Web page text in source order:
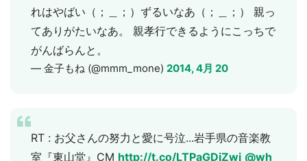
れはやばい（；＿；）ずるいなあ（；＿；） 親っ
てありがたいなあ。 親孝行できるようにこっちで
がんばらんと。
— 金子もね (@mmm_mone) 2014, 4月 20
RT : お父さんの努力と愛に号泣...岩手県の音楽教
室『東山堂』CM http://t.co/LTPaGDjZwj @wh